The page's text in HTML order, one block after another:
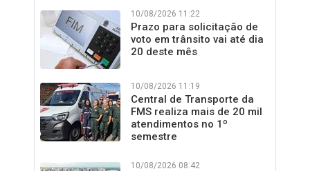
10/08/2026 11:22
Prazo para solicitação de
voto em trânsito vai até dia
20 deste mês
10/08/2026 11:19
Central de Transporte da
FMS realiza mais de 20 mil
atendimentos no 1º
semestre
10/08/2026 08:42